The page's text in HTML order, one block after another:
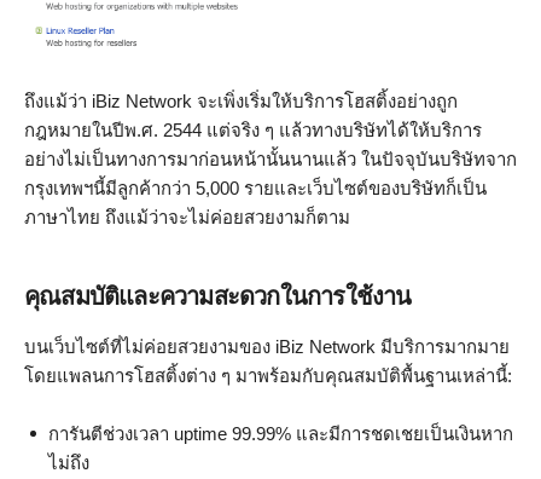
ถึงแม้ว่า iBiz Network จะเพิ่งเริ่มให้บริการโฮสติ้งอย่างถูก
กฎหมายในปีพ.ศ. 2544 แต่จริง ๆ แล้วทางบริษัทได้ให้บริการ
อย่างไม่เป็นทางการมาก่อนหน้านั้นนานแล้ว ในปัจจุบันบริษัทจาก
กรุงเทพฯนี้มีลูกค้ากว่า 5,000 รายและเว็บไซต์ของบริษัทก็เป็น
ภาษาไทย ถึงแม้ว่าจะไม่ค่อยสวยงามก็ตาม
คุณสมบัติและความสะดวกในการใช้งาน
บนเว็บไซต์ที่ไม่ค่อยสวยงามของ iBiz Network มีบริการมากมาย
โดยแพลนการโฮสติ้งต่าง ๆ มาพร้อมกับคุณสมบัติพื้นฐานเหล่านี้:
การันตีช่วงเวลา uptime 99.99% และมีการชดเชยเป็นเงินหาก
ไม่ถึง